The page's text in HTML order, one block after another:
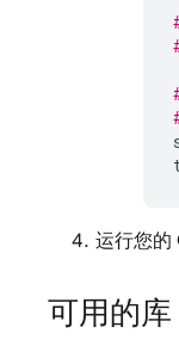
运行您的
可用的库